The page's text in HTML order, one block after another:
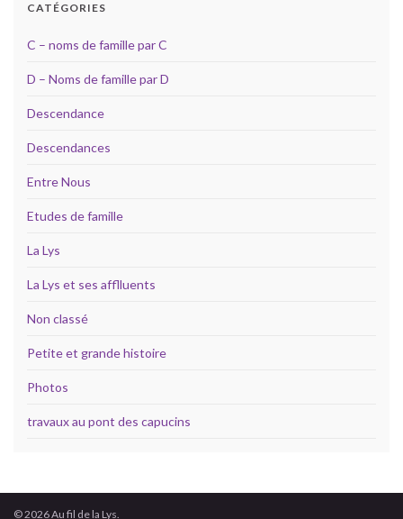
CATÉGORIES
C – noms de famille par C
D – Noms de famille par D
Descendance
Descendances
Entre Nous
Etudes de famille
La Lys
La Lys et ses afflluents
Non classé
Petite et grande histoire
Photos
travaux au pont des capucins
© 2026 Au fil de la Lys.